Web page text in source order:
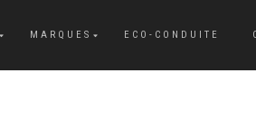
MARQUES ECO-CONDUITE